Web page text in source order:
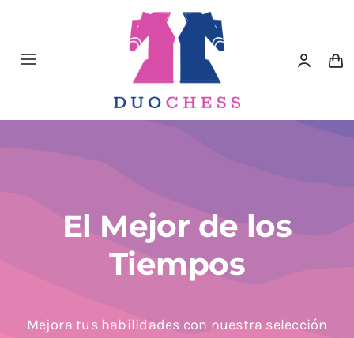
contenido
Toggle
Material de Ajedrez
Libros de Ajedrez
Juegos Educativos e Ingenio
El Mejor de los
Tiempos
Mejora tus habilidades con nuestra selección